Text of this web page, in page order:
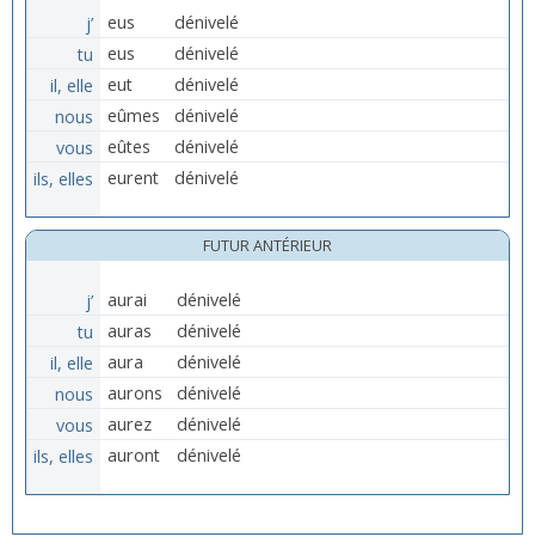
j’ eus
dénivelé
tu
eus
dénivelé
il, elle
eut
dénivelé
nous
eûmes
dénivelé
vous
eûtes
dénivelé
ils, elles
eurent dénivelé
FUTUR ANTÉRIEUR
j’ aurai
dénivelé
tu
auras
dénivelé
il, elle
aura
dénivelé
nous
aurons
dénivelé
vous
aurez
dénivelé
ils, elles
auront dénivelé